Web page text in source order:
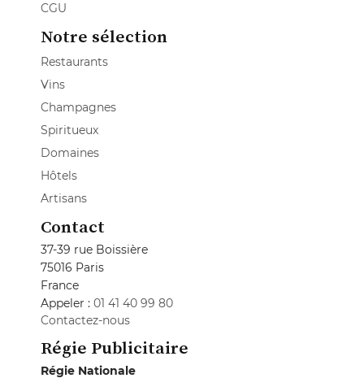
CGU
Notre sélection
Restaurants
Vins
Champagnes
Spiritueux
Domaines
Hôtels
Artisans
Contact
37-39 rue Boissière
75016 Paris
France
Appeler : 01 41 40 99 80
Contactez-nous
Régie Publicitaire
Régie Nationale